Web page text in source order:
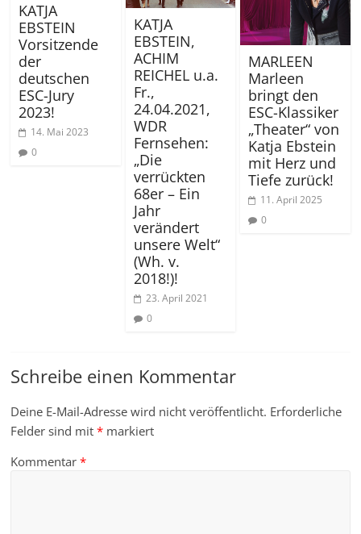
KATJA
EBSTEIN
Vorsitzende
der
deutschen
ESC-Jury
2023!
14. Mai 2023
0
KATJA
EBSTEIN,
ACHIM
REICHEL u.a.
Fr.,
24.04.2021,
WDR
Fernsehen:
„Die
verrückten
68er – Ein
Jahr
verändert
unsere Welt“
(Wh. v.
2018!)!
23. April 2021
0
MARLEEN
Marleen
bringt den
ESC-Klassiker
„Theater“ von
Katja Ebstein
mit Herz und
Tiefe zurück!
11. April 2025
0
Schreibe einen Kommentar
Deine E-Mail-Adresse wird nicht veröffentlicht. Erforderliche
Felder sind mit* markiert
Kommentar*